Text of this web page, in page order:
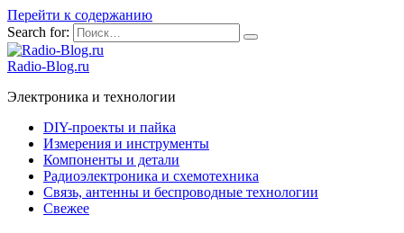
Перейти к содержанию
Search for:
Radio-Blog.ru
Электроника и технологии
DIY-проекты и пайка
Измерения и инструменты
Компоненты и детали
Радиоэлектроника и схемотехника
Связь, антенны и беспроводные технологии
Свежее